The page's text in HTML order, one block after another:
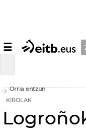
☰
Orria entzun
KIROLAK